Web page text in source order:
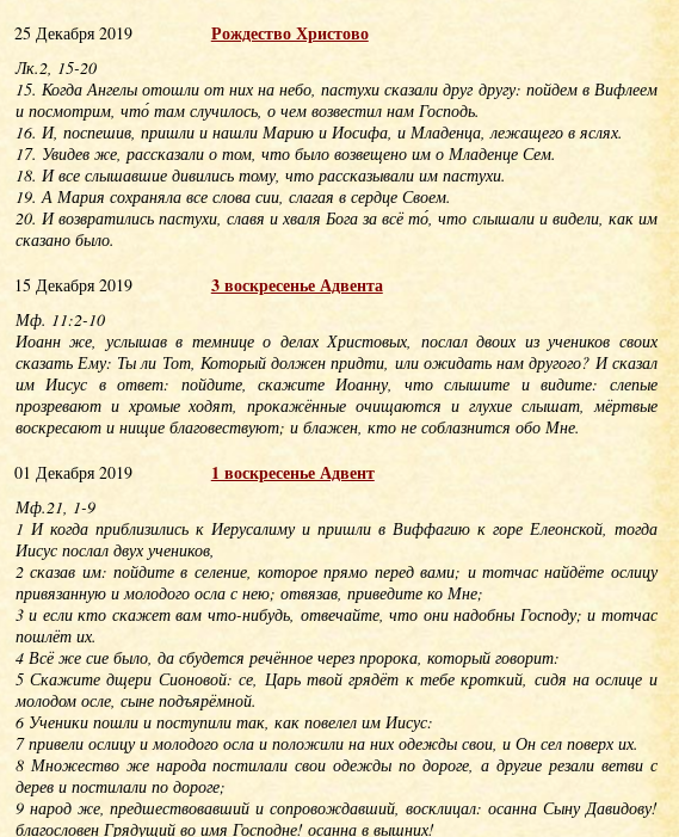
25 Декабря 2019
Рождество Христово
Лк.2, 15-20
15. Когда Ангелы отошли от них на небо, пастухи сказали друг другу: пойдем в Вифлеем
и посмотрим, что́ там случилось, о чем возвестил нам Господь.
16. И, поспешив, пришли и нашли Марию и Иосифа, и Младенца, лежащего в яслях.
17. Увидев же, рассказали о том, что было возвещено им о Младенце Сем.
18. И все слышавшие дивились тому, что рассказывали им пастухи.
19. А Мария сохраняла все слова сии, слагая в сердце Своем.
20. И возвратились пастухи, славя и хваля Бога за всё то́, что слышали и видели, как им
сказано было.
15 Декабря 2019
3 воскресенье Адвента
Мф. 11:2-10
Иоанн же, услышав в темнице о делах Христовых, послал двоих из учеников своих
сказать Ему: Ты ли Тот, Который должен придти, или ожидать нам другого? И сказал
им Иисус в ответ: пойдите, скажите Иоанну, что слышите и видите: слепые
прозревают и хромые ходят, прокажённые очищаются и глухие слышат, мёртвые
воскресают и нищие благовествуют; и блажен, кто не соблазнится обо Мне.
01 Декабря 2019
1 воскресенье Адвент
Мф.21, 1-9
1 И когда приблизились к Иерусалиму и пришли в Виффагию к горе Елеонской, тогда
Иисус послал двух учеников,
2 сказав им: пойдите в селение, которое прямо перед вами; и тотчас найдёте ослицу
привязанную и молодого осла с нею; отвязав, приведите ко Мне;
3 и если кто скажет вам что-нибудь, отвечайте, что они надобны Господу; и тотчас
пошлёт их.
4 Всё же сие было, да сбудется речённое через пророка, который говорит:
5 Скажите дщери Сионовой: се, Царь твой грядёт к тебе кроткий, сидя на ослице и
молодом осле, сыне подъярёмной.
6 Ученики пошли и поступили так, как повелел им Иисус:
7 привели ослицу и молодого осла и положили на них одежды свои, и Он сел поверх их.
8 Множество же народа постилали свои одежды по дороге, а другие резали ветви с
дерев и постилали по дороге;
9 народ же, предшествовавший и сопровождавший, восклицал: осанна Сыну Давидову!
благословен Грядущий во имя Господне! осанна в вышних!